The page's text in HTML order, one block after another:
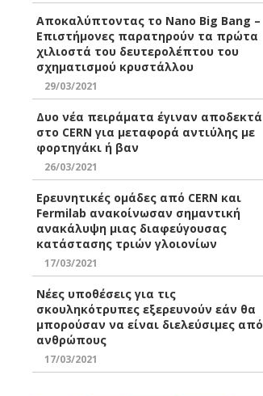
Αποκαλύπτοντας το Nano Big Bang –
Επιστήμονες παρατηρούν τα πρώτα
χιλιοστά του δευτερολέπτου του
σχηματισμού κρυστάλλου
29/03/2021
Δυο νέα πειράματα έγιναν αποδεκτά
στο CERN για μεταφορά αντιύλης με
φορτηγάκι ή βαν
26/03/2021
Ερευνητικές ομάδες από CERN και
Fermilab ανακοίνωσαν σημαντική
ανακάλυψη μιας διαφεύγουσας
κατάστασης τριών γλοιονίων
17/03/2021
Νέες υποθέσεις για τις
σκουληκότρυπες εξερευνούν εάν θα
μπορούσαν να είναι διελεύσιμες από
ανθρώπους
17/03/2021